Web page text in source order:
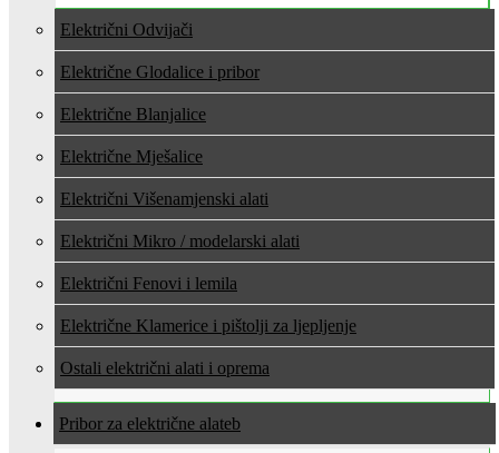
Električni Odvijači
Električne Glodalice i pribor
Električne Blanjalice
Električne Mješalice
Električni Višenamjenski alati
Električni Mikro / modelarski alati
Električni Fenovi i lemila
Električne Klamerice i pištolji za ljepljenje
Ostali električni alati i oprema
Pribor za električne alate